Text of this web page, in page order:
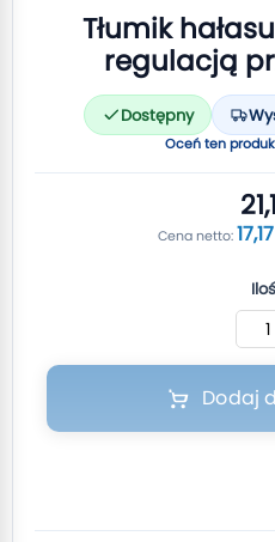
Tłumik
regulacją
Dostępny
Oceń ten
Dodaj